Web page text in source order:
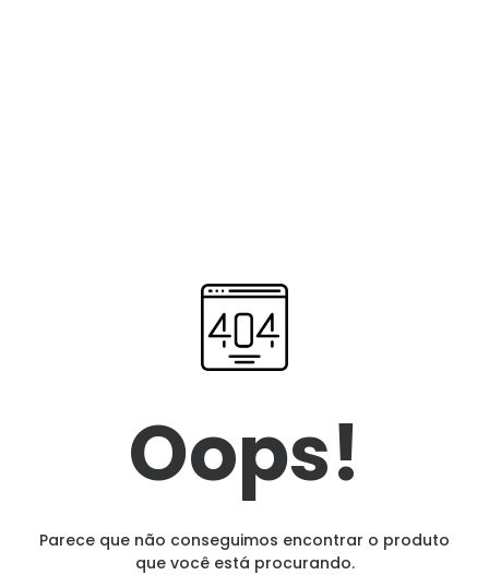
Oops!
Parece que não conseguimos encontrar o produto
que você está procurando.